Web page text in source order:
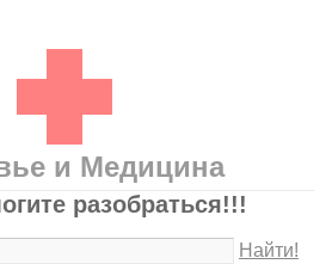
и Медицина
разобраться!!!
Найти!